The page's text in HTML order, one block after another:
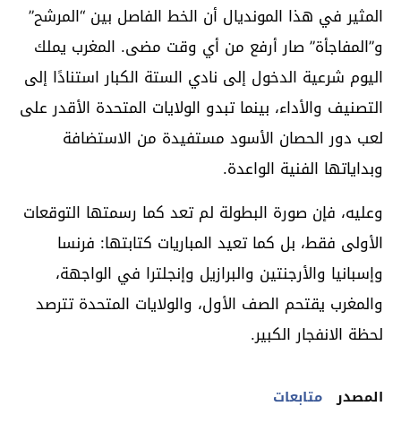
المثير في هذا المونديال أن الخط الفاصل بين “المرشح”
و”المفاجأة” صار أرفع من أي وقت مضى. المغرب يملك
اليوم شرعية الدخول إلى نادي الستة الكبار استنادًا إلى
التصنيف والأداء، بينما تبدو الولايات المتحدة الأقدر على
لعب دور الحصان الأسود مستفيدة من الاستضافة
وبداياتها الفنية الواعدة.
وعليه، فإن صورة البطولة لم تعد كما رسمتها التوقعات
الأولى فقط، بل كما تعيد المباريات كتابتها: فرنسا
وإسبانيا والأرجنتين والبرازيل وإنجلترا في الواجهة،
والمغرب يقتحم الصف الأول، والولايات المتحدة تترصد
لحظة الانفجار الكبير.
المصدر متابعات